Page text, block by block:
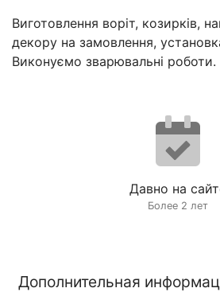
Виготовлення воріт, козирків,
декору на замовлення,
Виконуємо зварювальні роботи.
Давно на
Более 2 лет
Дополнительная